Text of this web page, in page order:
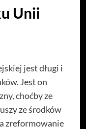
Unii
jest długi i
Jest on
choćby ze
ze środków
zreformowanie